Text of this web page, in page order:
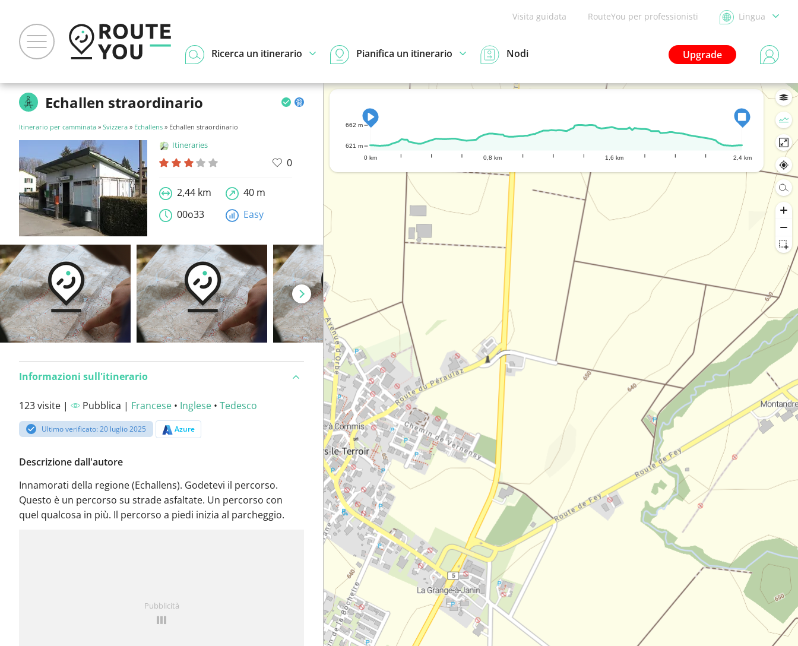
Visita guidata RouteYou per professionisti Lingua
Upgrade
Ricerca un itinerario Pianifica un itinerario Nodi
Echallen straordinario
Itinerario per camminata » Svizzera » Echallens » Echallen straordinario
Itineraries
0
2,44 km
40 m
00o33
Easy
Informazioni sull'itinerario
123 visite | Pubblica | Francese • Inglese • Tedesco
Ultimo verificato: 20 luglio 2025 Azure
Descrizione dall'autore
Innamorati della regione (Echallens). Godetevi il percorso.
Questo è un percorso su strade asfaltate. Un percorso con
quel qualcosa in più. Il percorso a piedi inizia al parcheggio.
Pubblicità
0 km 0,8 km 1,6 km 2,4 km
621 m
662 m